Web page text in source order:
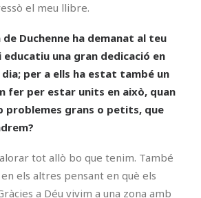
el meu llibre.
Duchenne ha demanat al teu
una gran dedicació en
per a ells ha estat també un
fer per estar units en això, quan
problemes grans o petits, que
tot allò bo que tenim. També
els altres pensant en què els
a Déu vivim a una zona amb